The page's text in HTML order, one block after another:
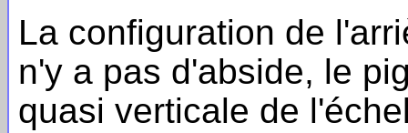
La configuration de
n'y a pas d'abside, le
quasi verticale de